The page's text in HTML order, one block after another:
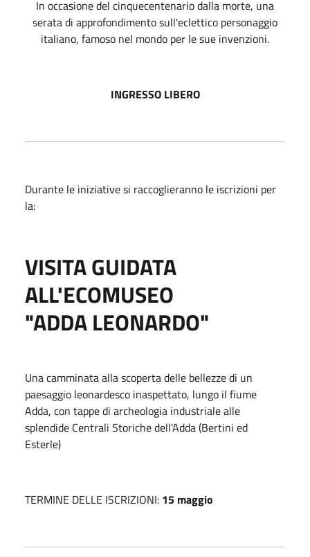
In occasione del cinquecentenario dalla morte, una
serata di approfondimento sull'eclettico personaggio
italiano, famoso nel mondo per le sue invenzioni.
INGRESSO LIBERO
Durante le iniziative si raccoglieranno le iscrizioni per
la:
VISITA GUIDATA
ALL'ECOMUSEO
"ADDA LEONARDO"
Una camminata alla scoperta delle bellezze di un
paesaggio leonardesco inaspettato, lungo il fiume
Adda, con tappe di archeologia industriale alle
splendide Centrali Storiche dell'Adda (Bertini ed
Esterle)
TERMINE DELLE ISCRIZIONI: 15 maggio